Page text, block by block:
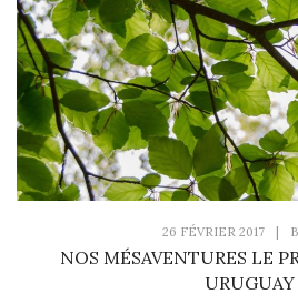
26 FÉVRIER 2017
NOS MÉSAVENTURES LE
URUGUAY